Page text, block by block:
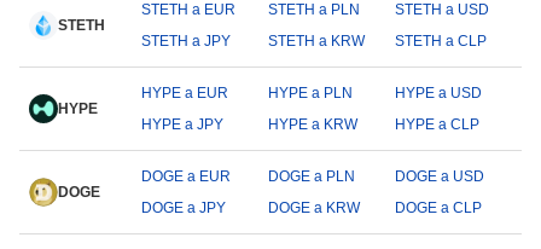
STETH
STETH a EUR STETH a PLN
STETH a USD
STETH a JPY
STETH a KRW STETH a CLP
HYPE
HYPE a EUR HYPE a PLN
HYPE a USD
HYPE a JPY
HYPE a KRW HYPE a CLP
DOGE
DOGE a EUR DOGE a PLN
DOGE a USD
DOGE a JPY
DOGE a KRW DOGE a CLP